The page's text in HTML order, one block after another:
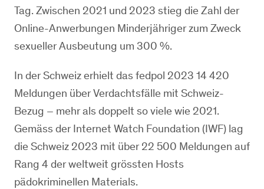
Tag. Zwischen 2021 und 2023 stieg die Zahl der
Online-Anwerbungen Minderjähriger zum Zweck
sexueller Ausbeutung um 300 %.
In der Schweiz erhielt das fedpol 2023 14 420
Meldungen über Verdachtsfälle mit Schweiz-
Bezug – mehr als doppelt so viele wie 2021.
Gemäss der Internet Watch Foundation (IWF) lag
die Schweiz 2023 mit über 22 500 Meldungen auf
Rang 4 der weltweit grössten Hosts
pädokriminellen Materials.